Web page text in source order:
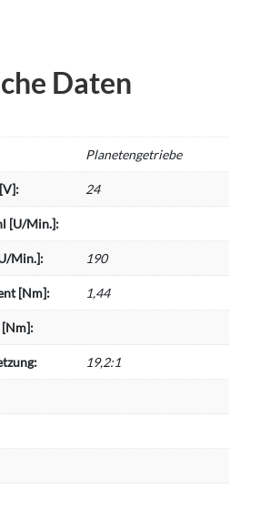
Daten
Planetengetriebe
24
[U/Min.]:
Min.]: 190
[Nm]: 1,44
[Nm]:
19,2:1